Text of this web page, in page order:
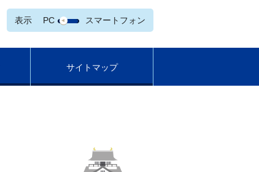
表示 PC スマートフォン
サイトマップ